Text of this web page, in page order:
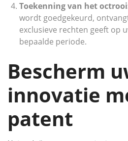
Toekenning van het
wordt goedgekeurd,
exclusieve rechten geeft op
bepaalde periode.
Bescherm
innovatie
patent